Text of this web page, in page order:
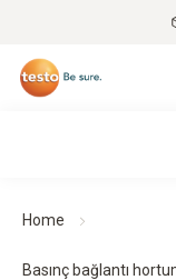
Home
Basınç bağlantı